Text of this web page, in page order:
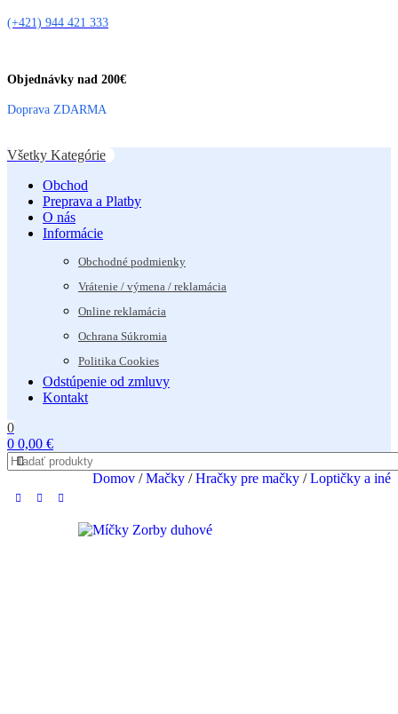
(+421) 944 421 333
Objednávky nad 200€
Doprava ZDARMA
Všetky Kategórie
Obchod
Preprava a Platby
O nás
Informácie
Obchodné podmienky
Vrátenie / výmena / reklamácia
Online reklamácia
Ochrana Súkromia
Politika Cookies
Odstúpenie od zmluvy
Kontakt
0
0 0,00 €
Domov / Mačky / Hračky pre mačky / Loptičky a iné